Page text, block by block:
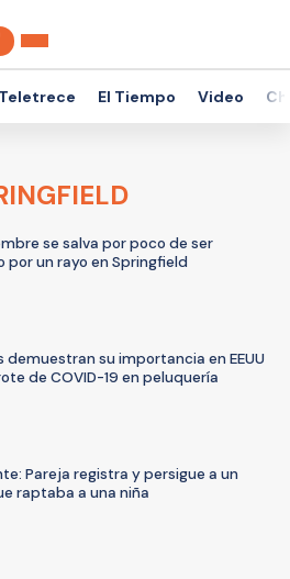
El Tiempo Video
se salva por poco de ser
un rayo en Springfield
demuestran su importancia en EEUU
de COVID-19 en peluquería
Pareja registra y persigue a un
raptaba a una niña